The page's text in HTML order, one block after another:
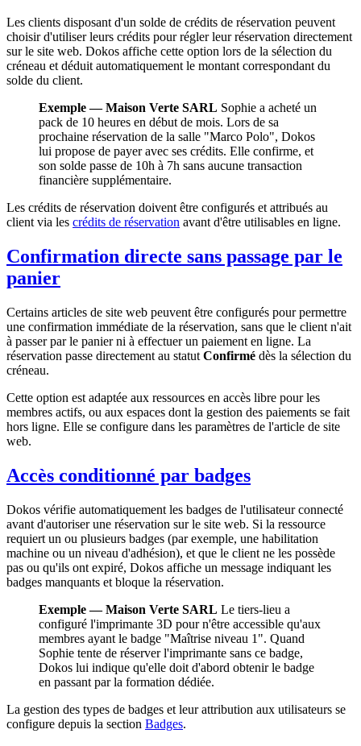
Les clients disposant d'un solde de crédits de réservation peuvent
choisir d'utiliser leurs crédits pour régler leur réservation directement
sur le site web. Dokos affiche cette option lors de la sélection du
créneau et déduit automatiquement le montant correspondant du
solde du client.
Exemple — Maison Verte SARL Sophie a acheté un
pack de 10 heures en début de mois. Lors de sa
prochaine réservation de la salle "Marco Polo", Dokos
lui propose de payer avec ses crédits. Elle confirme, et
son solde passe de 10h à 7h sans aucune transaction
financière supplémentaire.
Les crédits de réservation doivent être configurés et attribués au
client via les crédits de réservation avant d'être utilisables en ligne.
Confirmation directe sans passage par le
panier
Certains articles de site web peuvent être configurés pour permettre
une confirmation immédiate de la réservation, sans que le client n'ait
à passer par le panier ni à effectuer un paiement en ligne. La
réservation passe directement au statut Confirmé dès la sélection du
créneau.
Cette option est adaptée aux ressources en accès libre pour les
membres actifs, ou aux espaces dont la gestion des paiements se fait
hors ligne. Elle se configure dans les paramètres de l'article de site
web.
Accès conditionné par badges
Dokos vérifie automatiquement les badges de l'utilisateur connecté
avant d'autoriser une réservation sur le site web. Si la ressource
requiert un ou plusieurs badges (par exemple, une habilitation
machine ou un niveau d'adhésion), et que le client ne les possède
pas ou qu'ils ont expiré, Dokos affiche un message indiquant les
badges manquants et bloque la réservation.
Exemple — Maison Verte SARL Le tiers-lieu a
configuré l'imprimante 3D pour n'être accessible qu'aux
membres ayant le badge "Maîtrise niveau 1". Quand
Sophie tente de réserver l'imprimante sans ce badge,
Dokos lui indique qu'elle doit d'abord obtenir le badge
en passant par la formation dédiée.
La gestion des types de badges et leur attribution aux utilisateurs se
configure depuis la section Badges.